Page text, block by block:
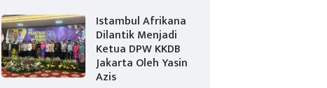
Istambul Afrikana
Dilantik Menjadi
Ketua DPW KKDB
Jakarta Oleh Yasin
Azis